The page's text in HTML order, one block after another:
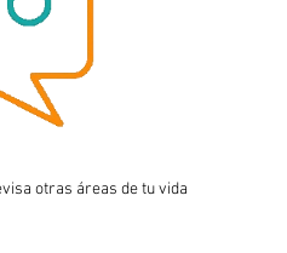
otras áreas de tu vida